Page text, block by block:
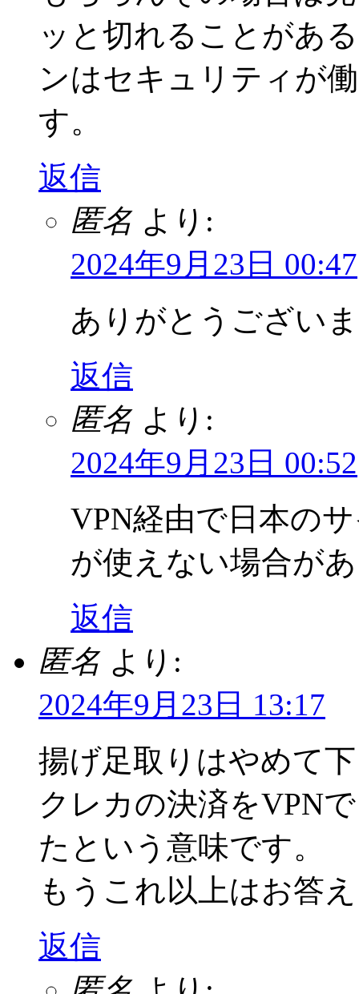
ッと切れることがあ
ンはセキュリティが
す。
返信
匿名 より:
2024年9月23日 00:47
ありがとうござい
返信
匿名 より:
2024年9月23日 00:52
VPN経由で日本の
が使えない場合が
返信
匿名 より:
2024年9月23日 13:17
揚げ足取りはやめて
クレカの決済をVPN
たという意味です。
もうこれ以上はお答
返信